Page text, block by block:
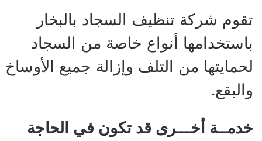
تقوم شركة تنظيف السجاد بالبخار
باستخدامها أنواع خاصة من السجاد
لحمايتها من التلف وإزالة جميع الأوساخ
والبقع.
خدمــة أخـــرى قد تكون في الحاجة